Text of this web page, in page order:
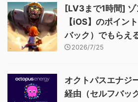
[LV3まで1時間]
【iOS】のポイン
バック）でもらえ
2026/7/25
オクトパスエナジ
経由（セルフバッ